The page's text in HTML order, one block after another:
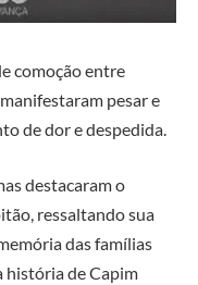
comoção entre
pesar e
de dor e despedida.
destacaram o
ressaltando sua
das famílias
história de Capim